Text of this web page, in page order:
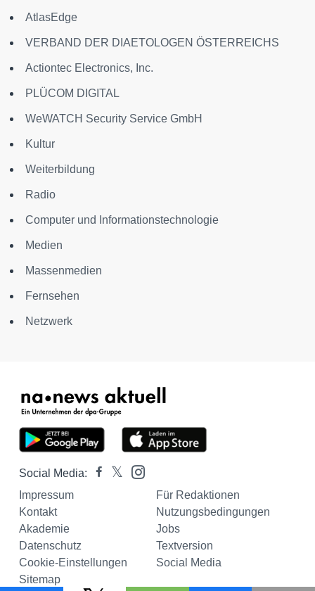
AtlasEdge
VERBAND DER DIAETOLOGEN ÖSTERREICHS
Actiontec Electronics, Inc.
PLÜCOM DIGITAL
WeWATCH Security Service GmbH
Kultur
Weiterbildung
Radio
Computer und Informationstechnologie
Medien
Massenmedien
Fernsehen
Netzwerk
Social Media:
Impressum
Für Redaktionen
Kontakt
Nutzungsbedingungen
Akademie
Jobs
Datenschutz
Textversion
Cookie-Einstellungen
Social Media
Sitemap